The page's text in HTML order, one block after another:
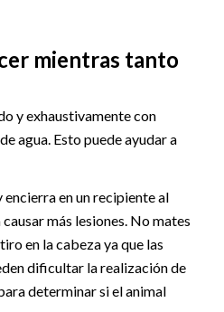
mientras tanto
y exhaustivamente con
agua. Esto puede ayudar a
en un recipiente al
más lesiones. No mates
en la cabeza ya que las
dificultar la realización de
determinar si el animal